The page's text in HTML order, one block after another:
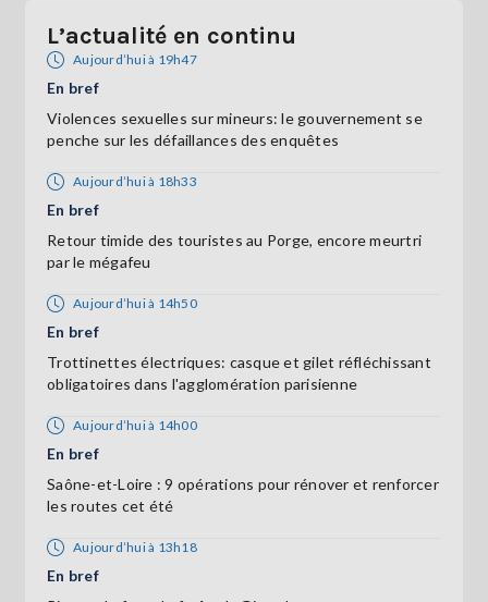
L’actualité en continu
Aujourd’hui à 19h47
En bref
Violences sexuelles sur mineurs: le gouvernement se
penche sur les défaillances des enquêtes
Aujourd’hui à 18h33
En bref
Retour timide des touristes au Porge, encore meurtri
par le mégafeu
Aujourd’hui à 14h50
En bref
Trottinettes électriques: casque et gilet réfléchissant
obligatoires dans l'agglomération parisienne
Aujourd’hui à 14h00
En bref
Saône-et-Loire : 9 opérations pour rénover et renforcer
les routes cet été
Aujourd’hui à 13h18
En bref